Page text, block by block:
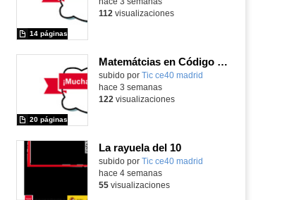
14 páginas
112 visualizaciones
Matemátcias en Código Escuela 4.0
Contenido educativo.
subido por Tic ce40 madrid
20 páginas
hace 3 semanas
122 visualizaciones
La rayuela del 10
subido por Tic ce40 madrid
hace 4 semanas
55visualizaciones